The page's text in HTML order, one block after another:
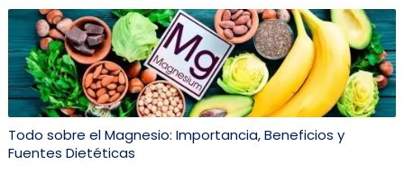
Todo sobre el Magnesio: Importancia, Beneficios y
Fuentes Dietéticas